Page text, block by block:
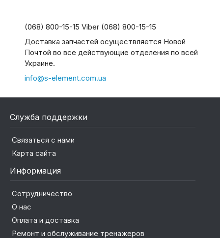
(068) 800-15-15 Viber (068) 800-15-15
Доставка запчастей осуществляется Новой
Почтой во все действующие отделения по всей
Украине.
info@s-element.com.ua
Служба поддержки
Связаться с нами
Карта сайта
Информация
Сотрудничество
О нас
Оплата и доставка
Ремонт и обслуживание тренажеров